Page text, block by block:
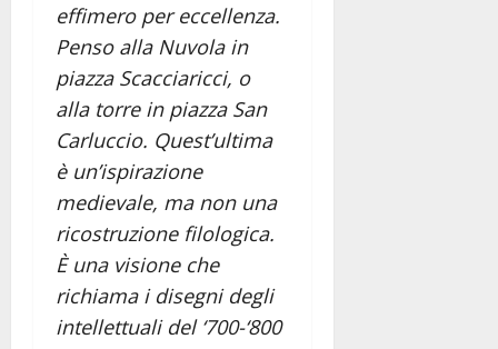
effimero per eccellenza.
Penso alla Nuvola in
piazza Scacciaricci, o
alla torre in piazza San
Carluccio. Quest’ultima
è un’ispirazione
medievale, ma non una
ricostruzione filologica.
È una visione che
richiama i disegni degli
intellettuali del ‘700-‘800